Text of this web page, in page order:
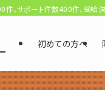
、サポート件数400件、受給
初めての方へ